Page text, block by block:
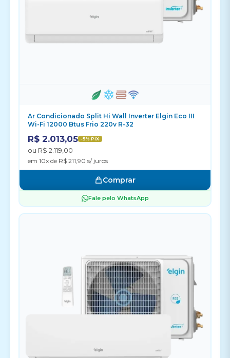
Ar Condicionado Split Hi Wall Inverter Elgin Eco III
Wi-Fi 12000 Btus Frio 220v R-32
R$ 2.013,05 -5% PIX
ou R$ 2.119,00
em 10x de R$ 211,90 s/ juros
Comprar
Fale pelo WhatsApp